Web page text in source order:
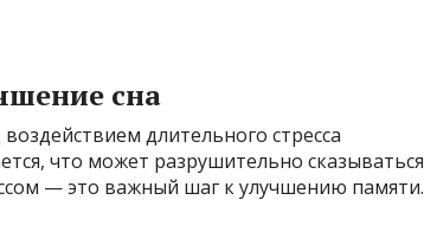
сна
длительного стресса
что может разрушительно сказываться
— это важный шаг к улучшению памяти.